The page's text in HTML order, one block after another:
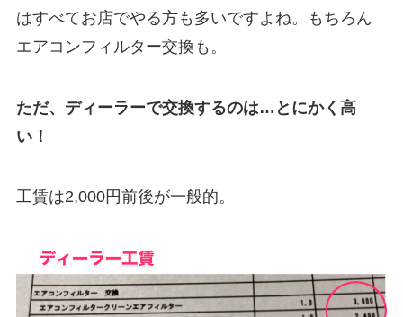
はすべてお店でやる方も多いですよね。もちろん
エアコンフィルター交換も。
ただ、ディーラーで交換するのは…とにかく高
い！
工賃は2,000円前後が一般的。